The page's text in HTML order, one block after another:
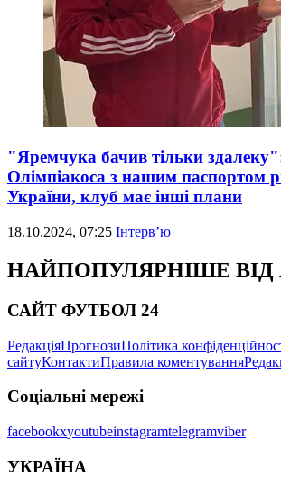
"Яремчука бачив тільки
Олімпіакоса з нашим паспортом
України, клуб має інші плани
18.10.2024, 07:25 Інтерв’ю
НАЙПОПУЛЯРНІШЕ ВІД
САЙТ ФУТБОЛ 24
РедакціяПрогнозиПолітика
сайтуКонтактиПравила коментування
Соціальні мережі
facebookxyoutubeinstagramtelegramviber
УКРАЇНА